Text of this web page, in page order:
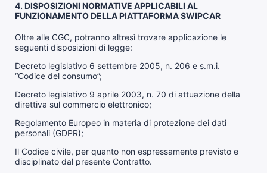
4. DISPOSIZIONI NORMATIVE APPLICABILI AL
FUNZIONAMENTO DELLA PIATTAFORMA SWIPCAR
Oltre alle CGC, potranno altresì trovare applicazione le
seguenti disposizioni di legge:
Decreto legislativo 6 settembre 2005, n. 206 e s.m.i.
“Codice del consumo”;
Decreto legislativo 9 aprile 2003, n. 70 di attuazione della
direttiva sul commercio elettronico;
Regolamento Europeo in materia di protezione dei dati
personali (GDPR);
Il Codice civile, per quanto non espressamente previsto e
disciplinato dal presente Contratto.